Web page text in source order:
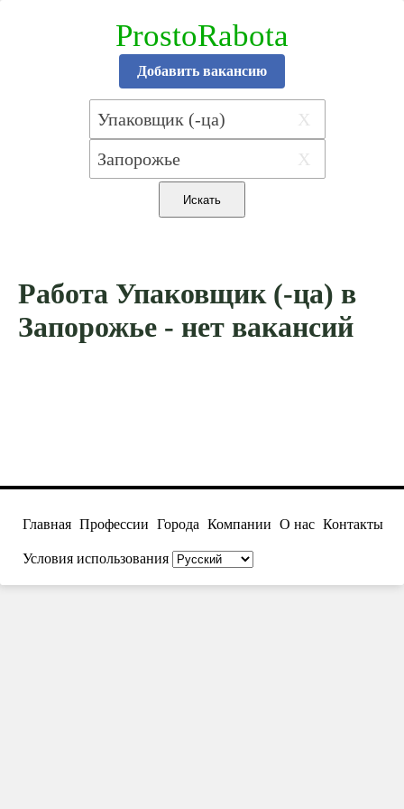
ProstoRabota
Добавить вакансию
X
X
Работа Упаковщик (-ца) в
Запорожье - нет вакансий
Главная Профессии Города Компании О нас Контакты
Условия использования